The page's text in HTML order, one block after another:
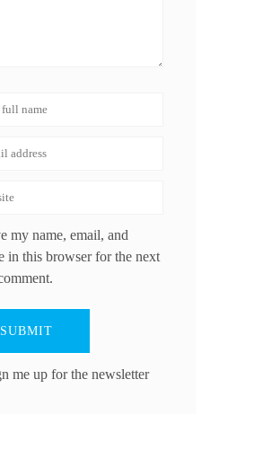
my name, email, and
in this browser for the next
me up for the newsletter